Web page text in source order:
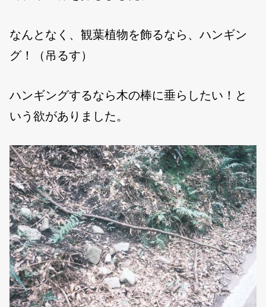
なんとなく、観葉植物を飾るなら、ハンギン
グ！（吊るす）
ハンギングするなら木の棒に垂らしたい！と
いう欲がありました。